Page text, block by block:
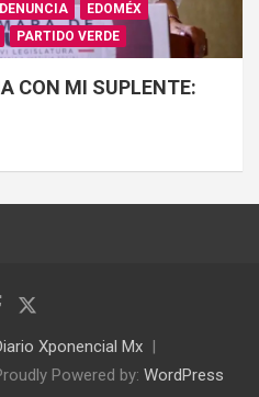
DENUNCIA
EDOMÉX
PARTIDO VERDE
CON MI SUPLENTE:
Xponencial Mx
Powered by: WordPress